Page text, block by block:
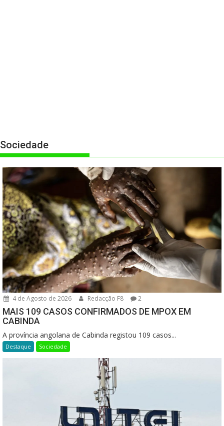
Sociedade
4 de Agosto de 2026 Redacção F8 2
MAIS 109 CASOS CONFIRMADOS DE MPOX EM
CABINDA
A província angolana de Cabinda registou 109 casos...
Destaque Sociedade